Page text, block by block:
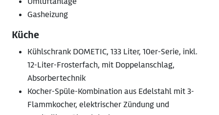
Gasheizung
Küche
Kühlschrank DOMETIC, 133 Liter, 10er-Serie, inkl.
12-Liter-Frosterfach, mit Doppelanschlag,
Absorbertechnik
Kocher-Spüle-Kombination aus Edelstahl mit 3-
Flammkocher, elektrischer Zündung und